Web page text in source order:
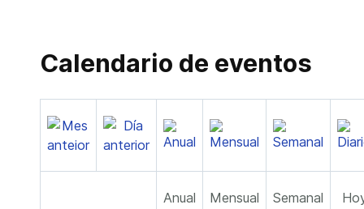
Calendario de eventos
Anual Mensual Semanal